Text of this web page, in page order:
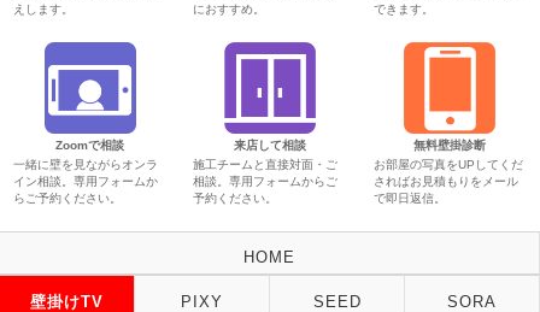
えします。
におすすめ。
できます。
Zoomで相談
一緒に壁を見ながらオンラ
イン相談。専用フォームか
らご予約ください。
来店して相談
施工チームと直接対面・ご
相談。専用フォームからご
予約ください。
無料壁掛診断
お部屋の写真をUPしてくだ
さればお見積もりをメール
で即日返信。
HOME
壁掛けTV PIXY SEED SORA